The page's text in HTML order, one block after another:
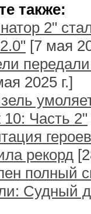
также:
2"
[7 мая
2025 г.]
Часть 2"
рекорд
полный
Судный